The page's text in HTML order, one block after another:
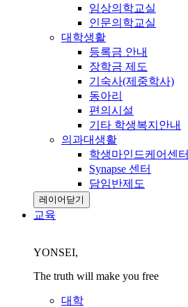
임상의학교실
인문의학교실
대학생활
등록금 안내
장학금 제도
기숙사(제중학사)
동아리
편의시설
기타 학생복지안내
의과대생활
학생마인드케어센터
Synapse 센터
담임반제도
레이어닫기
교육
YONSEI,
The truth will make you free
대학